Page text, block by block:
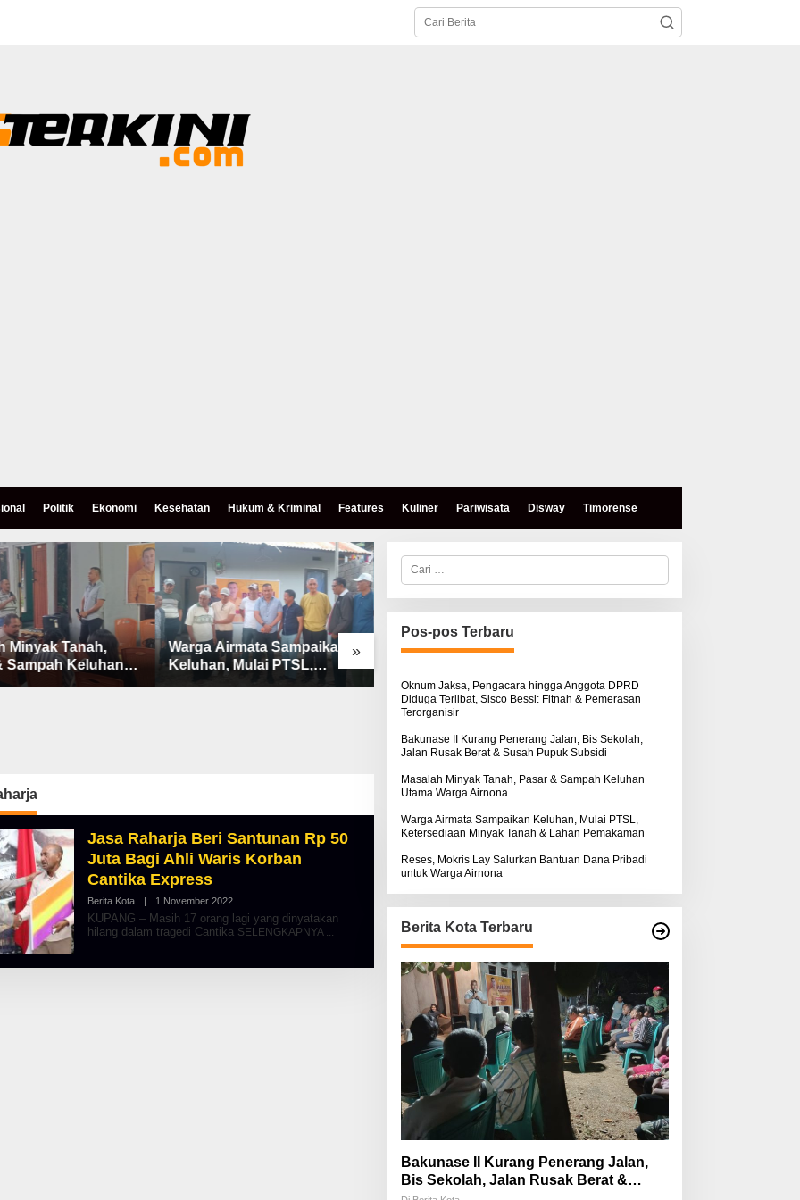
Politik Ekonomi Kesehatan Hukum & Kriminal Features Kuliner Pariwisata Disway Timorense
»
Minyak Tanah,
Sampah Keluhan
Airnona
Warga Airmata Sampaikan
Keluhan, Mulai PTSL,
Ketersediaan Minyak Tanah
Reses, Mokris Lay Salurkan
untuk Warga Airnona
Hukum Kasus Sebastian
Bokol Sarat Rekayasa
Jasa Raharja Beri Santunan Rp 50
Juta Bagi Ahli Waris Korban
Cantika Express
Berita Kota | 1 November 2022O
L
E
H
KUPANG – Masih 17 orang lagi yang dinyatakan
hilang dalam tragedi Cantika SELENGKAPNYA
C
r
i
u
n
u
:
Pos-pos Terbaru
Oknum Jaksa, Pengacara hingga Anggota DPRD
Diduga Terlibat, Sisco Bessi: Fitnah & Pemerasan
Terorganisir
Bakunase II Kurang Penerang Jalan, Bis Sekolah,
Jalan Rusak Berat & Susah Pupuk Subsidi
Masalah Minyak Tanah, Pasar & Sampah Keluhan
Utama Warga Airnona
Warga Airmata Sampaikan Keluhan, Mulai PTSL,
Ketersediaan Minyak Tanah & Lahan Pemakaman
Reses, Mokris Lay Salurkan Bantuan Dana Pribadi
untuk Warga Airnona
Berita Kota Terbaru
Bakunase II Kurang Penerang Jalan,
Bis Sekolah, Jalan Rusak Berat &